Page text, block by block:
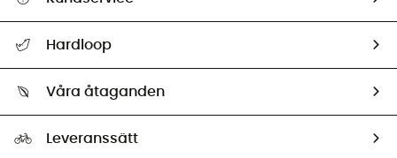
Retur & återbetalning
Hardloop
Ambassadörer
Våra åtaganden
Leveranssätt